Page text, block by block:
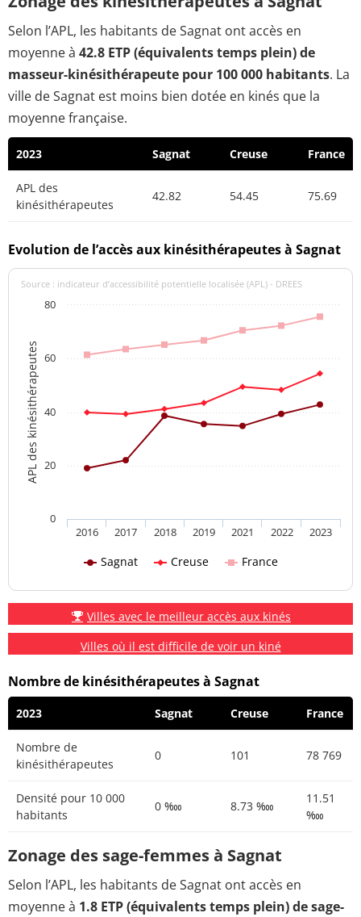
Selon l’APL, les habitants de Sagnat ont accès en
moyenne à 42.8 ETP (équivalents temps plein) de
masseur-kinésithérapeute pour 100 000 habitants. La
ville de Sagnat est moins bien dotée en kinés que la
moyenne française.
2023 Sagnat Creuse France
APL des
kinésithérapeutes
42.82 54.45 75.69
Evolution de l’accès aux kinésithérapeutes à Sagnat
APL des kinésithérapeutes
Source : indicateur d’accessibilité potentielle localisée (APL) - DREES
Sagnat Creuse France
2016 2017 2018 2019 2021 2022 2023
0
20
40
60
80
Villes avec le meilleur accès aux kinés
Villes où il est difficile de voir un kiné
Nombre de kinésithérapeutes à Sagnat
2023 Sagnat Creuse France
Nombre de
kinésithérapeutes
0 101 78 769
Densité pour 10 000
habitants
0 ‱ 8.73 ‱
11.51
‱
Zonage des sage-femmes à Sagnat
Selon l’APL, les habitants de Sagnat ont accès en
moyenne à 1.8 ETP (équivalents temps plein) de sage-